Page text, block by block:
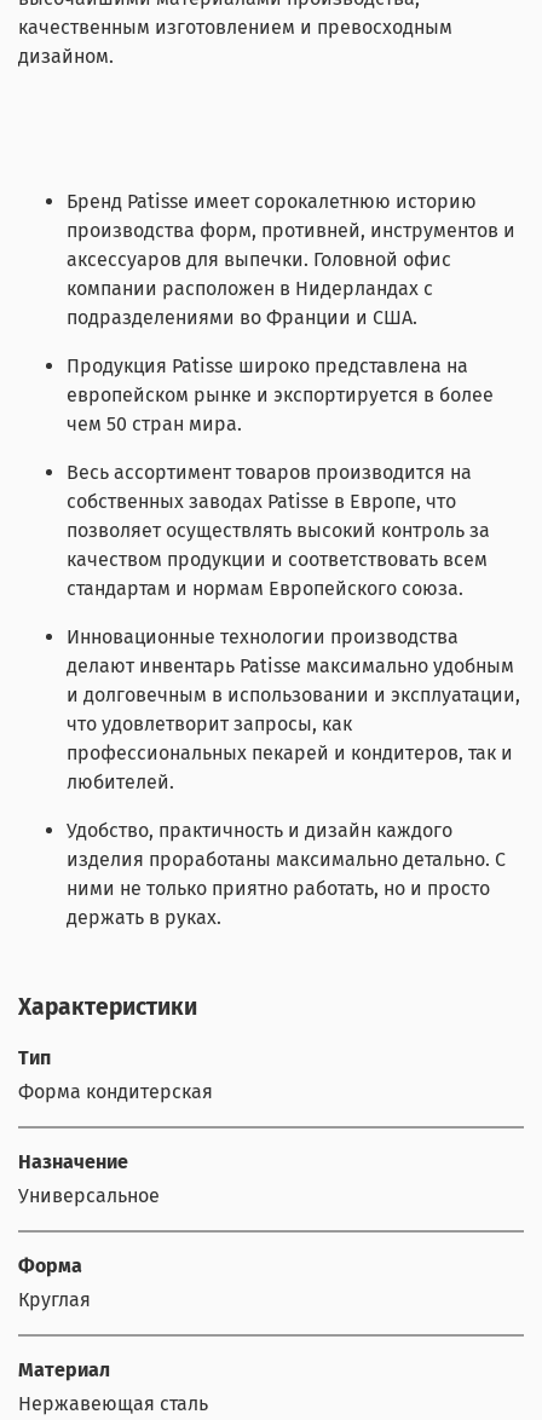
качественным изготовлением и превосходным
дизайном.
Бренд Patisse имеет сорокалетнюю историю
производства форм, противней, инструментов и
аксессуаров для выпечки. Головной офис
компании расположен в Нидерландах с
подразделениями во Франции и США.
Продукция Patisse широко представлена на
европейском рынке и экспортируется в более
чем 50 стран мира.
Весь ассортимент товаров производится на
собственных заводах Patisse в Европе, что
позволяет осуществлять высокий контроль за
качеством продукции и соответствовать всем
стандартам и нормам Европейского союза.
Инновационные технологии производства
делают инвентарь Patisse максимально удобным
и долговечным в использовании и эксплуатации,
что удовлетворит запросы, как
профессиональных пекарей и кондитеров, так и
любителей.
Удобство, практичность и дизайн каждого
изделия проработаны максимально детально. С
ними не только приятно работать, но и просто
держать в руках.
Характеристики
Тип
Форма кондитерская
Назначение
Универсальное
Форма
Круглая
Материал
Нержавеющая сталь